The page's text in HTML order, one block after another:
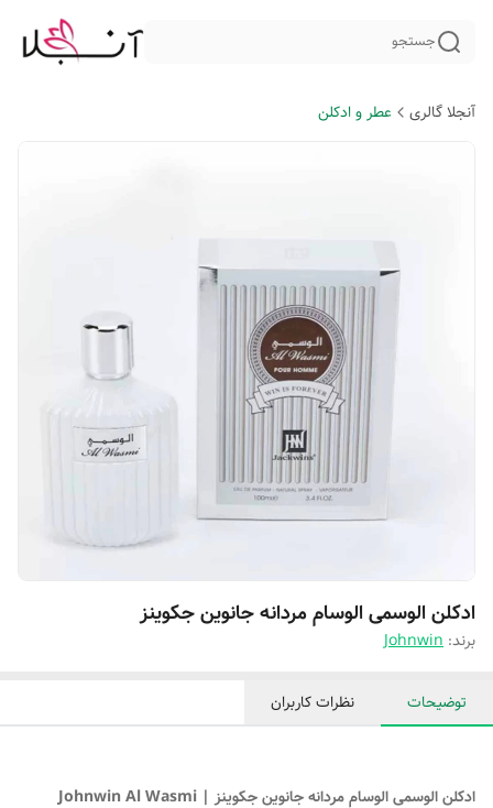
جستجو
آنجلا گالری عطر و ادکلن
ادکلن الوسمی الوسام مردانه جانوین جکوینز
برند: Johnwin
توضیحات نظرات کاربران
ادکلن الوسمی الوسام مردانه جانوین جکوینز | Johnwin Al Wasmi